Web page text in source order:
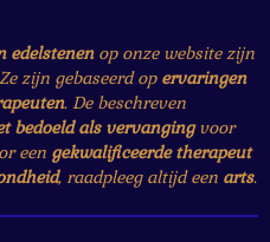
edelstenenop onze website zijn
zijn gebaseerd op ervaringen
. De beschreven
bedoeld als vervangingvoor
een gekwalificeerde therapeut
, raadpleeg altijd een arts.